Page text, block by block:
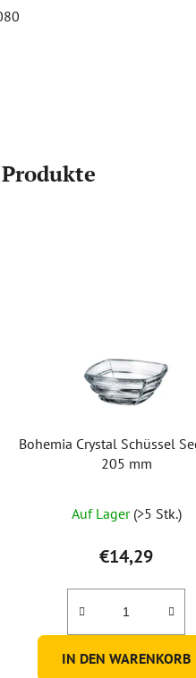
Bohemia Crystal Schüssel
205 mm
Auf Lager (>5 Stk.)
€14,29
IN DEN WARENKORB